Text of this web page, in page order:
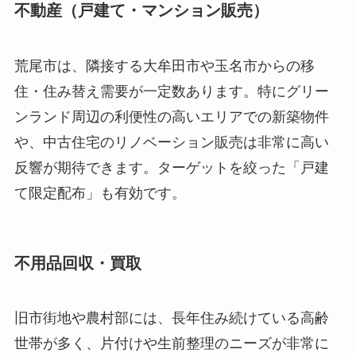
不動産（戸建て・マンション販売）
荒尾市は、隣接する大牟田市や玉名市からの移
住・住み替え需要が一定数あります。特にグリー
ンランド周辺の利便性の高いエリアでの新築物件
や、中古住宅のリノベーション販売は非常に高い
反響が期待できます。ターゲットを絞った「戸建
て限定配布」も有効です。
不用品回収・買取
旧市街地や農村部には、長年住み続けている高齢
世帯が多く、片付けや生前整理のニーズが非常に